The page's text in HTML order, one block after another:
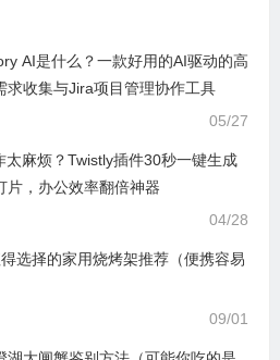
AI是什么？一款好用的AI驱动的高
求收集与Jira项目管理协作工具
05/27
太麻烦？Twistly插件30秒一键生成
片，办公效率翻倍神器
04/28
选择的家用烧烤架推荐（便携容易
09/01